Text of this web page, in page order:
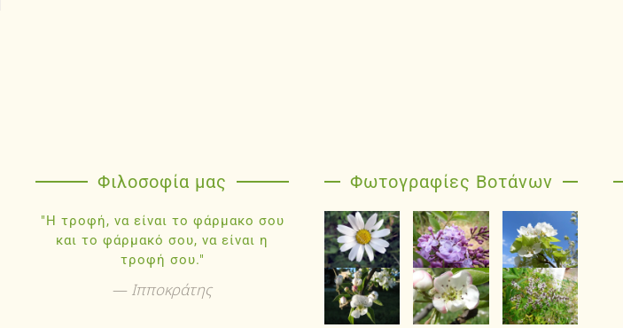
Φιλοσοφία μας
"Η τροφή, να είναι το φάρμακο σου
και το φάρμακό σου, να είναι η
τροφή σου."
Ιπποκράτης
Φωτογραφίες Βοτάνων